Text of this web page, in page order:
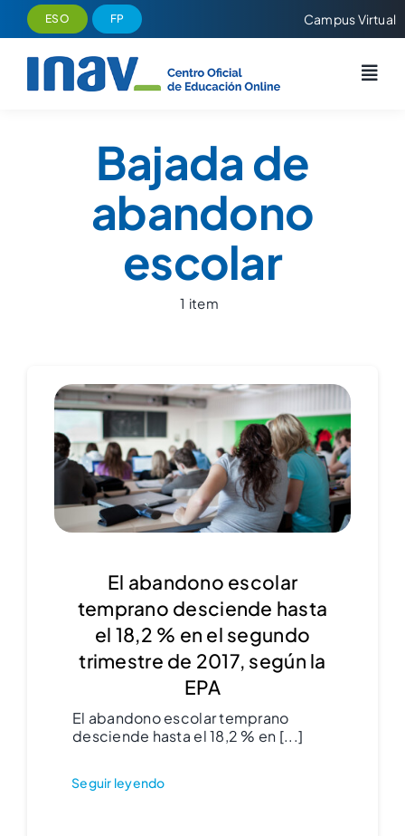
Saltar
al
contenido
ESO FP Campus Virtual
Bajada de
abandono
escolar
1 item
El abandono escolar
temprano desciende hasta
el 18,2 % en el segundo
trimestre de 2017, según la
EPA
El abandono escolar temprano
desciende hasta el 18,2 % en [...]
Seguir leyendo